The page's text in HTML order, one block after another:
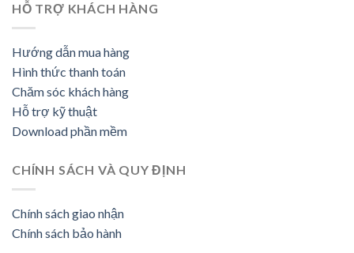
HỖ TRỢ KHÁCH HÀNG
Hướng dẫn mua hàng
Hình thức thanh toán
Chăm sóc khách hàng
Hỗ trợ kỹ thuật
Download phần mềm
CHÍNH SÁCH VÀ QUY ĐỊNH
Chính sách giao nhận
Chính sách bảo hành